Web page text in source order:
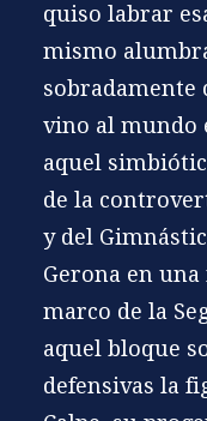
quiso labrar
mismo
sobradamente
vino al mundo
aquel
de la
y del
Gerona en
marco de la
aquel bloque
defensivas la